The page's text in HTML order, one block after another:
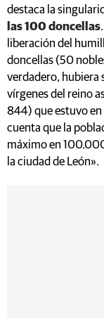
destaca la
las 100 doncellas
liberación del
doncellas (50
verdadero, hubiera
vírgenes del reino
844) que estuvo
cuenta que la
máximo en
la ciudad de León».